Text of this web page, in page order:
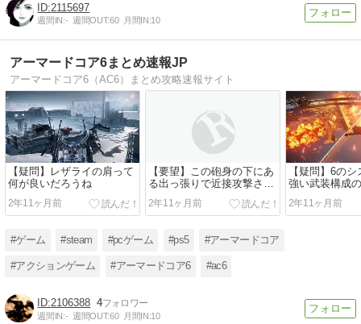
2115697
週間IN:- 週間OUT:60 月間IN:10
アーマードコア6まとめ速報JP
アーマードコア6（AC6）まとめ攻略速報サイト
【疑問】レザライの肩って
何が良いだろうね
2年11ヶ月前
【要望】この砲身の下にあ
る出っ張りで近接攻撃させ
てよ
2年11ヶ月前
【疑問】6の
強い武装構成
ものか
2年11ヶ月前
#ゲーム #steam #pcゲーム #ps5 #アーマードコア
#アクションゲーム #アーマードコア6 #ac6
2106388 4
週間IN:- 週間OUT:60 月間IN:10